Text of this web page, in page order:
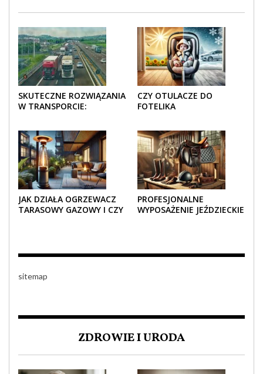
SKUTECZNE ROZWIĄZANIA
W TRANSPORCIE:
CZY OTULACZE DO
FOTELIKA
ZIMĄ?
JAK DZIAŁA OGRZEWACZ
TARASOWY GAZOWY I CZY
PROFESJONALNE
WYPOSAŻENIE JEŹDZIECKIE
sitemap
ZDROWIE I URODA